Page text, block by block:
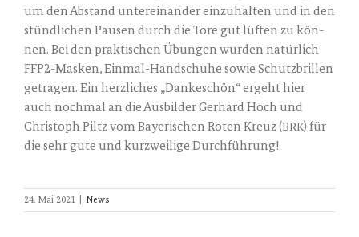
um den Abstand unter­ein­an­der ein­zu­hal­ten und in den
stünd­li­chen Pau­sen durch die Tore gut lüf­ten zu kön­
nen. Bei den prak­ti­schen Übun­gen wur­den natür­lich
FFP2-Mas­ken, Ein­mal-Hand­schu­he sowie Schutz­bril­len
getra­gen. Ein herz­li­ches „Dan­ke­schön“ ergeht hier
auch noch­mal an die Aus­bil­der Ger­hard Hoch und
Chris­toph Piltz vom Baye­ri­schen Roten Kreuz (BRK) für
die sehr gute und kurz­wei­li­ge Durchführung!
24. Mai 2021 News